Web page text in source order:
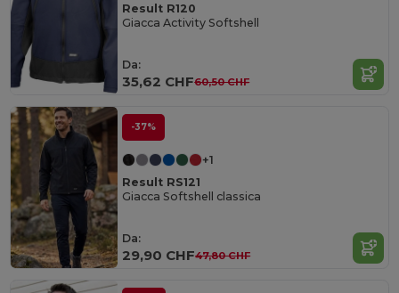
Result R120
Giacca Activity Softshell
Da:
35,62 CHF60,50 CHF
-37%
+1
Result RS121
Giacca Softshell classica
Da:
29,90 CHF47,80 CHF